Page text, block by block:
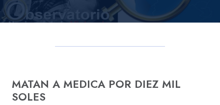
MATAN A MEDICA POR DIEZ MIL
SOLES